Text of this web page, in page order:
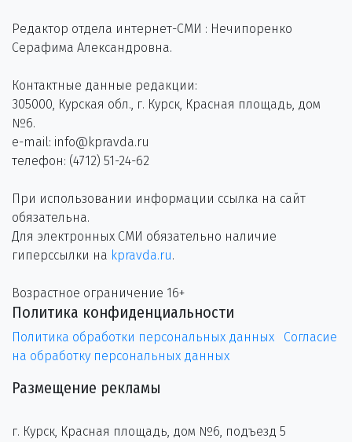
Редактор отдела интернет-СМИ : Нечипоренко
Серафима Александровна.
Контактные данные редакции:
305000, Курская обл., г. Курск, Красная площадь, дом
№6.
e-mail: info@kpravda.ru
телефон: (4712) 51-24-62
При использовании информации ссылка на сайт
обязательна.
Для электронных СМИ обязательно наличие
гиперссылки на kpravda.ru.
Возрастное ограничение 16+
Политика конфиденциальности
Политика обработки персональных данных
Согласие
на обработку персональных данных
Размещение рекламы
г. Курск, Красная площадь, дом №6, подъезд 5